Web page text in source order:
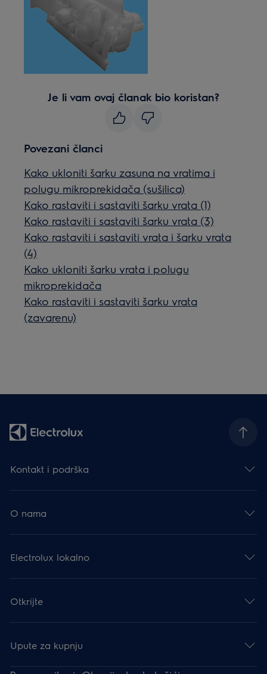
Je li vam ovaj članak bio koristan?
Povezani članci
Kako ukloniti šarku zasuna na vratima i
polugu mikroprekidača (sušilica)
Kako rastaviti i sastaviti šarku vrata (1)
Kako rastaviti i sastaviti šarku vrata (3)
Kako rastaviti i sastaviti vrata i šarku vrata
(4)
Kako ukloniti šarku vrata i polugu
mikroprekidača
Kako rastaviti i sastaviti šarku vrata
(zavarenu)
Kontakt i podrška
O nama
Electrolux lokalno
Otkrijte
Upute za kupnju